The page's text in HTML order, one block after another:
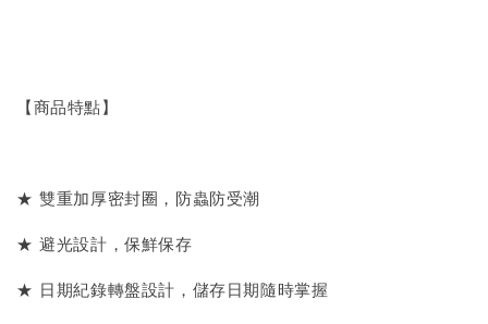
【商品特點】
★ 雙重加厚密封圈，防蟲防受潮
★ 避光設計，保鮮保存
★ 日期紀錄轉盤設計，儲存日期隨時掌握